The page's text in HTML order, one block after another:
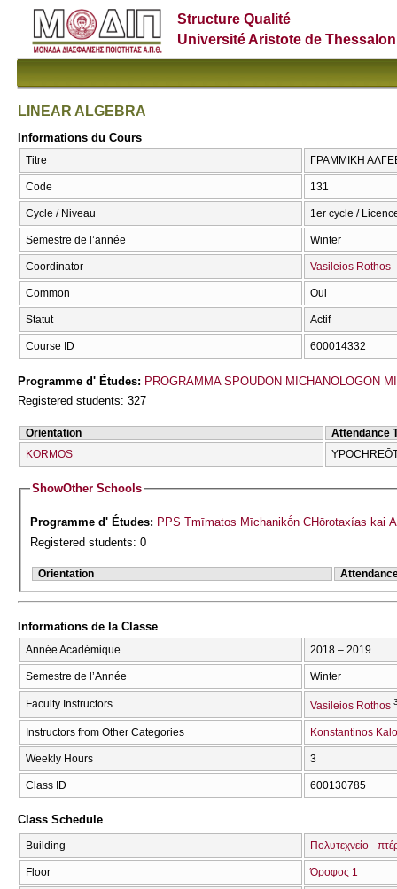
Structure Qualité
Université Aristote de
LINEAR ALGEBRA
Informations du Cours
Titre ΓΡΑΜΜΙΚΗ
Code 131
Cycle / Niveau 1er cycle /
Semestre de l’année Winter
Coordinator Vasileios Rothos
Common Oui
Statut Actif
Course ID 600014332
Programme d' Études: PROGRAMMA SPOUDŌN MĪCΗANOLOGŌN
Registered students: 327
Orientation
Attendance
KORMOS
ShowOther Schools
Programme d' Études: PPS Tmīmatos Mīchanikṓn CΗōrotaxías kai
Registered students: 0
Orientation
Informations de la Classe
Année Académique 2018 – 2019
Semestre de l’Année Winter
Faculty Instructors Vasileios Rothos
Instructors from Other Categories Konstantinos
Weekly Hours 3
Class ID 600130785
Class Schedule
Building Πολυτεχνείο -
Floor Όροφος 1